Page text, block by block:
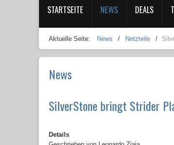
STARTSEITE NEWS DEALS
Aktuelle Seite: News / Netzteile /
News
SilverStone bringt Strider
Details